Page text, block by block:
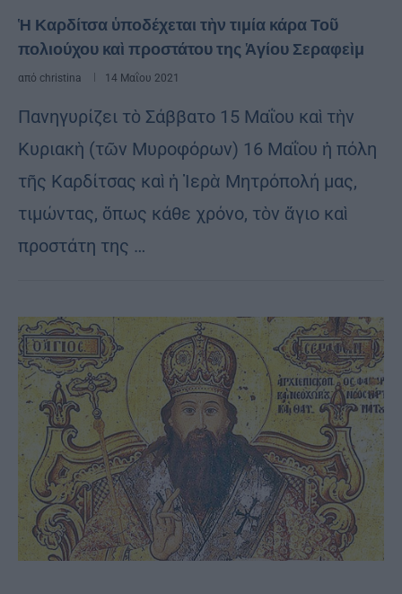
Ἡ Καρδίτσα ὑποδέχεται τὴν τιμία κάρα Τοῦ
πολιούχου καὶ προστάτου της Ἁγίου Σεραφεὶμ
από christina 14 Μαΐου 2021
Πανηγυρίζει τὸ Σάββατο 15 Μαΐου καὶ τὴν
Κυριακὴ (τῶν Μυροφόρων) 16 Μαΐου ἡ πόλη
τῆς Καρδίτσας καὶ ἡ Ἱερὰ Μητρόπολή μας,
τιμώντας, ὅπως κάθε χρόνο, τὸν ἅγιο καὶ
προστάτη της …